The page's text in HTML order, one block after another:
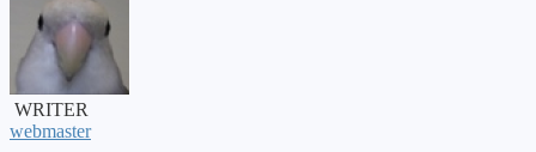
WRITER
webmaster